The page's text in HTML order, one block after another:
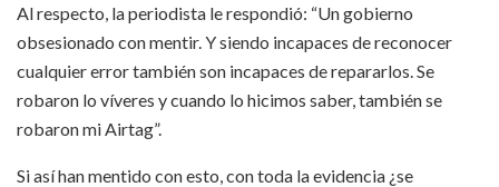
Al respecto, la periodista le respondió: “Un gobierno
obsesionado con mentir. Y siendo incapaces de reconocer
cualquier error también son incapaces de repararlos. Se
robaron lo víveres y cuando lo hicimos saber, también se
robaron mi Airtag”.
Si así han mentido con esto, con toda la evidencia ¿se